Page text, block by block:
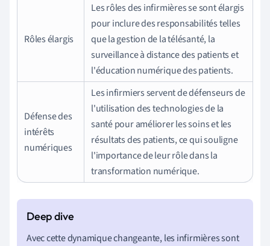
Rôles élargis
Les rôles des infirmières se sont élargis
pour inclure des responsabilités telles
que la gestion de la télésanté, la
surveillance à distance des patients et
l'éducation numérique des patients.
Défense des
intérêts
numériques
Les infirmiers servent de défenseurs de
l'utilisation des technologies de la
santé pour améliorer les soins et les
résultats des patients, ce qui souligne
l'importance de leur rôle dans la
transformation numérique.
Avec cette dynamique changeante, les infirmières sont